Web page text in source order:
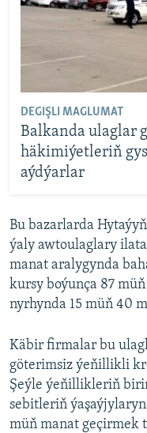
DEGIŞLI MAGLUMAT
Balkanda ulaglar
häkimiýetleriň
aýdýarlar
Bu bazarlarda Hytaýyň
ýaly awtoulaglary
manat aralygynda
kursy boýunça 87
nyrhynda 15 müň 40
Käbir firmalar bu
göterimsiz ýeňillikli
Şeýle ýeňillikleriň
sebitleriň
müň manat geçirmek